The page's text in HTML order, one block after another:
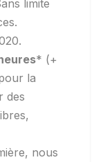
limite
* (+
la
des
nous